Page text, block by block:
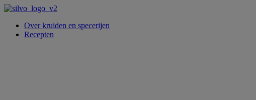
Over kruiden en specerijen
Recepten